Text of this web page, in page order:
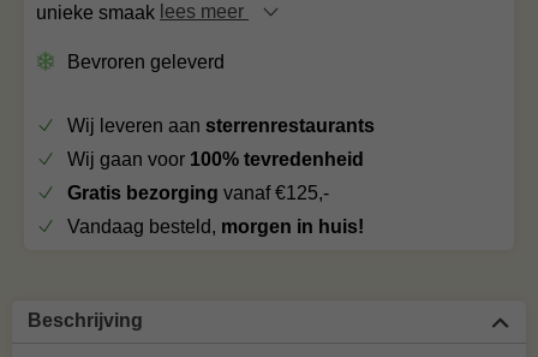
unieke smaak lees meer
Bevroren geleverd
Wij leveren aan sterrenrestaurants
Wij gaan voor 100% tevredenheid
Gratis bezorging vanaf €125,-
Vandaag besteld, morgen in huis!
Beschrijving